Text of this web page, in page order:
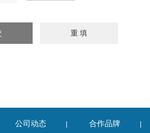
公司动态 | 合作品牌 |